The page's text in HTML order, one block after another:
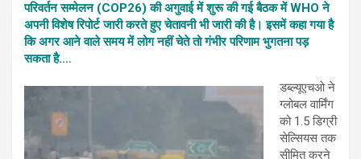
परिवर्तन सम्मेलन (COP26) की अगुवाई में शुरू की गई बैठक में WHO ने
अपनी विशेष रिपोर्ट जारी करते हुए चेतावनी भी जारी की है। इसमें कहा गया है
कि अगर आने वाले समय में लोग नहीं चेते तो गंभीर परिणाम भुगतना पड़
सकता है….
डब्ल्यूएचओ ने
ग्लोबल वार्मिंग
को 1.5 डिग्री
सेल्सियस तक
सीमित करने